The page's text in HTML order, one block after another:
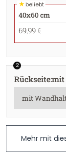
★beliebt
40x60 cm
69,99 €
2
Rückseite:mit
Mehr mit